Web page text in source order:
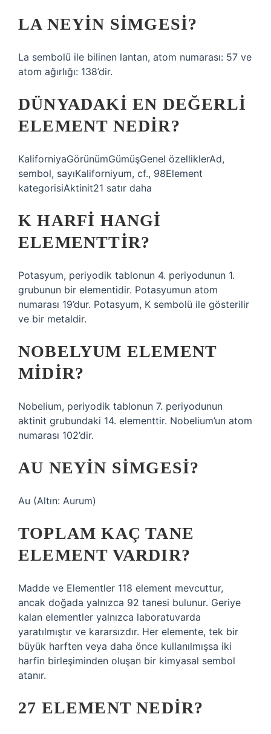
LA NEYIN SIMGESI?
La sembolü ile bilinen lantan, atom numarası: 57 ve
atom ağırlığı: 138’dir.
DÜNYADAKI EN DEĞERLI
ELEMENT NEDIR?
KaliforniyaGörünümGümüşGenel özelliklerAd,
sembol, sayıKaliforniyum, cf., 98Element
kategorisiAktinit21 satır daha
K HARFI HANGI
ELEMENTTIR?
Potasyum, periyodik tablonun 4. periyodunun 1.
grubunun bir elementidir. Potasyumun atom
numarası 19’dur. Potasyum, K sembolü ile gösterilir
ve bir metaldir.
NOBELYUM ELEMENT
MIDIR?
Nobelium, periyodik tablonun 7. periyodunun
aktinit grubundaki 14. elementtir. Nobelium’un atom
numarası 102’dir.
AU NEYIN SIMGESI?
Au (Altın: Aurum)
TOPLAM KAÇ TANE
ELEMENT VARDIR?
Madde ve Elementler 118 element mevcuttur,
ancak doğada yalnızca 92 tanesi bulunur. Geriye
kalan elementler yalnızca laboratuvarda
yaratılmıştır ve kararsızdır. Her elemente, tek bir
büyük harften veya daha önce kullanılmışsa iki
harfin birleşiminden oluşan bir kimyasal sembol
atanır.
27 ELEMENT NEDIR?